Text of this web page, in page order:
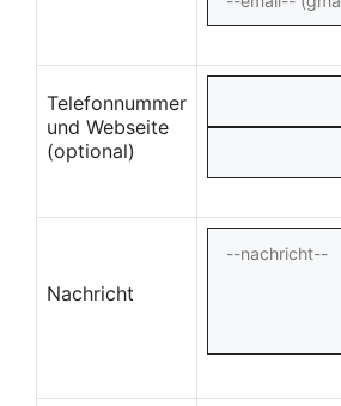
Telefonnummer
und Webseite
(optional)
Nachricht